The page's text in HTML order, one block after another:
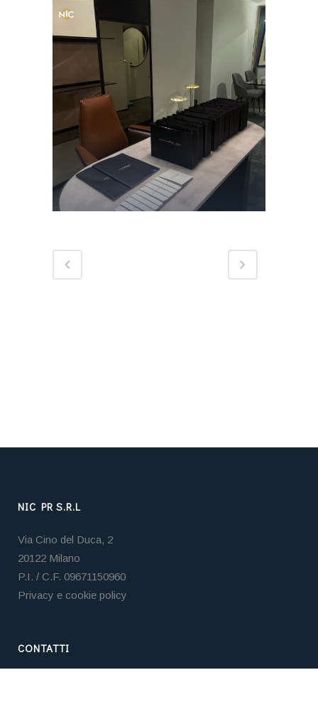
NIC PR S.R.L
Via Cino del Duca, 2
20122 Milano
P.I. / C.F. 09671150960
Privacy e cookie policy
CONTATTI